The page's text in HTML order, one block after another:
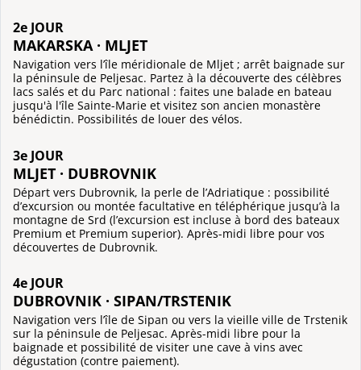
2e JOUR
MAKARSKA · MLJET
Navigation vers l’île méridionale de Mljet ; arrêt baignade sur
la péninsule de Peljesac. Partez à la découverte des célèbres
lacs salés et du Parc national : faites une balade en bateau
jusqu'à l'île Sainte-Marie et visitez son ancien monastère
bénédictin. Possibilités de louer des vélos.
3e JOUR
MLJET · DUBROVNIK
Départ vers Dubrovnik, la perle de l’Adriatique : possibilité
d’excursion ou montée facultative en téléphérique jusqu’à la
montagne de Srd (l’excursion est incluse à bord des bateaux
Premium et Premium superior). Après-midi libre pour vos
découvertes de Dubrovnik.
4e JOUR
DUBROVNIK · SIPAN/TRSTENIK
Navigation vers l’île de Sipan ou vers la vieille ville de Trstenik
sur la péninsule de Peljesac. Après-midi libre pour la
baignade et possibilité de visiter une cave à vins avec
dégustation (contre paiement).